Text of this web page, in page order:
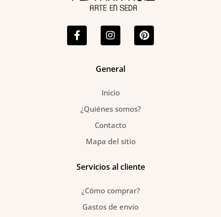
a
c
e
n
s
t
g
a
m
i
n
t
General
Inicio
¿Quiénes somos?
Contacto
Mapa del sitio
Servicios al cliente
¿Cómo comprar?
Gastos de envío